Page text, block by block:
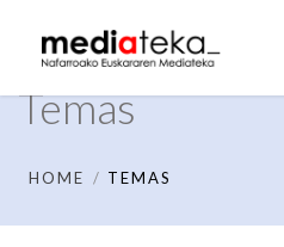
Temas
HOME TEMAS